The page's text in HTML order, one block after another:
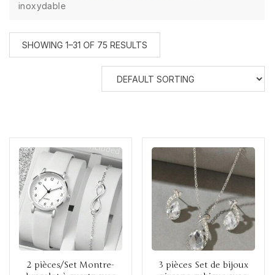
inoxydable
SHOWING 1–31 OF 75 RESULTS
2 pièces/Set Montre-
3 pièces Set de bijoux